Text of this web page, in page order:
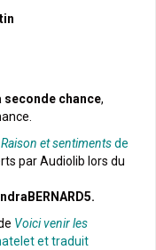
seconde chance,
Raison et sentimentsde
par Audiolib lors du
Voici venir les
et traduit